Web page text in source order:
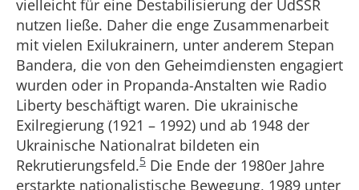
vielleicht für eine Destabilisierung der UdSSR
nutzen ließe. Daher die enge Zusammenarbeit
mit vielen Exilukrainern, unter anderem Stepan
Bandera, die von den Geheimdiensten engagiert
wurden oder in Propanda-Anstalten wie Radio
Liberty beschäftigt waren. Die ukrainische
Exilregierung (1921 – 1992) und ab 1948 der
Ukrainische Nationalrat bildeten ein
Rekrutierungsfeld.5 Die Ende der 1980er Jahre
erstarkte nationalistische Bewegung, 1989 unter